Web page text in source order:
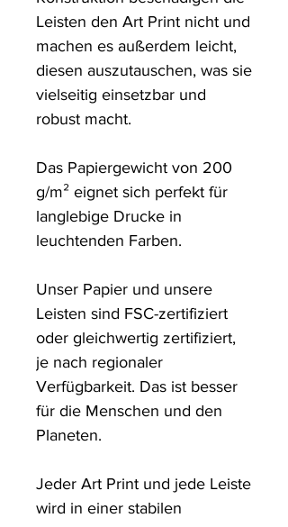
Leisten den Art Print nicht und
machen es außerdem leicht,
diesen auszutauschen, was sie
vielseitig einsetzbar und
robust macht.
Das Papiergewicht von 200
g/m² eignet sich perfekt für
langlebige Drucke in
leuchtenden Farben.
Unser Papier und unsere
Leisten sind FSC-zertifiziert
oder gleichwertig zertifiziert,
je nach regionaler
Verfügbarkeit. Das ist besser
für die Menschen und den
Planeten.
Jeder Art Print und jede Leiste
wird in einer stabilen